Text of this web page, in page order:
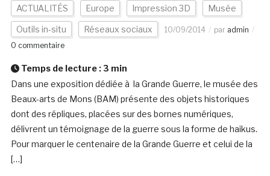
ACTUALITÉS Europe Impression 3D Musée
Outils in-situ Réseaux sociaux 10/09/2014 par admin
0 commentaire
Temps de lecture : 3 min
Dans une exposition dédiée à la Grande Guerre, le musée des
Beaux-arts de Mons (BAM) présente des objets historiques
dont des répliques, placées sur des bornes numériques,
délivrent un témoignage de la guerre sous la forme de haikus.
Pour marquer le centenaire de la Grande Guerre et celui de la
[…]